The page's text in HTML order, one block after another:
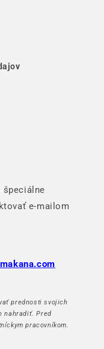
špeciálne
e-mailom
prednosti svojich
nahradiť. Pred
pracovníkom.